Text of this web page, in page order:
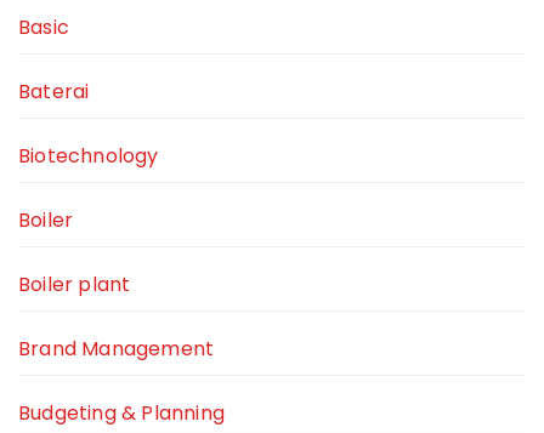
Basic
Baterai
Biotechnology
Boiler
Boiler plant
Brand Management
Budgeting & Planning